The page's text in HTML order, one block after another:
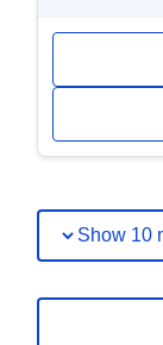
Show 10